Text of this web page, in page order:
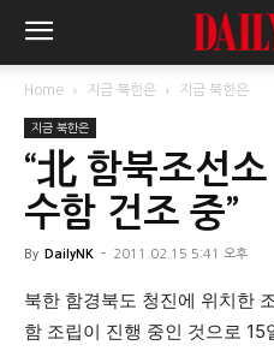
Home 지금 북한은 지금 북한은
지금 북한은
“北 함북조선
수함 건조 중”
By DailyNK - 2011.02.15 5:41 오후
북한 함경북도 청진에 위치한
함 조립이 진행 중인 것으로 15